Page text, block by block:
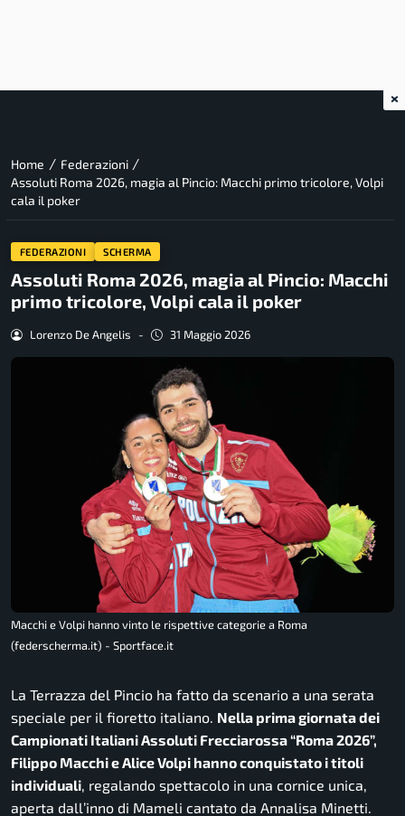
Home / Federazioni /
Assoluti Roma 2026, magia al Pincio: Macchi primo tricolore, Volpi
cala il poker
FEDERAZIONI SCHERMA
Assoluti Roma 2026, magia al Pincio: Macchi
primo tricolore, Volpi cala il poker
Lorenzo De Angelis - 31 Maggio 2026
Macchi e Volpi hanno vinto le rispettive categorie a Roma
(federscherma.it) - Sportface.it
La Terrazza del Pincio ha fatto da scenario a una serata
speciale per il fioretto italiano. Nella prima giornata dei
Campionati Italiani Assoluti Frecciarossa “Roma 2026”,
Filippo Macchi e Alice Volpi hanno conquistato i titoli
individuali, regalando spettacolo in una cornice unica,
aperta dall’inno di Mameli cantato da Annalisa Minetti.
×